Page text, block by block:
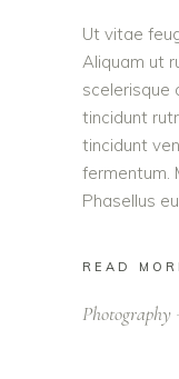
Ut vitae
Aliquam ut
scelerisque
tincidunt
tincidunt
fermentum.
Phasellus
READ
Photography